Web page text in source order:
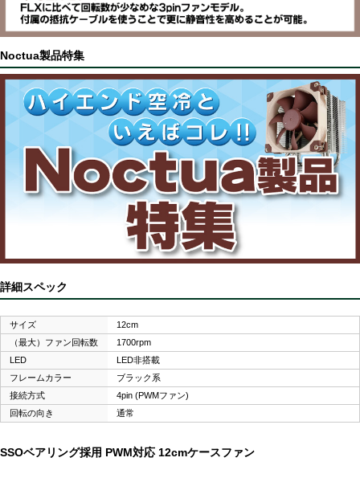
Noctua製品特集
詳細スペック
サイズ
12cm
（最大）ファン回転数
1700rpm
LED
LED非搭載
フレームカラー
ブラック系
接続方式
4pin (PWMファン)
回転の向き
通常
SSOベアリング採用 PWM対応 12cmケースファン